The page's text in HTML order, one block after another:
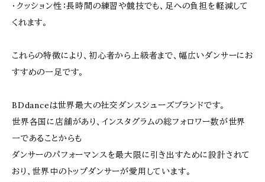
・クッション性：長時間の練習や競技でも、足への負担を軽減して
くれます。
これらの特徴により、初心者から上級者まで、幅広いダンサーにお
すすめの一足です。
BDdanceは世界最大の社交ダンスシューズブランドです。
世界各国に店舗があり、インスタグラムの総フォロワー数が世界
一であることからも
ダンサーのパフォーマンスを最大限に引き出すために設計されて
おり、世界中のトップダンサーが愛用しています。